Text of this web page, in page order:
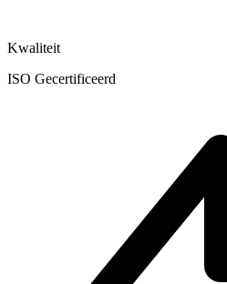
Kwaliteit
ISO Gecertificeerd